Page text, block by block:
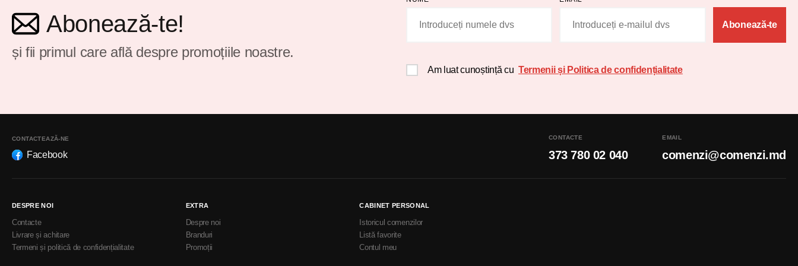
Abonează-te!
și fii primul care află despre promoțiile noastre.
Abonează-te
Am luat cunoștință cu Termenii și Politica de confidențialitate
CONTACTEAZĂ-NE
Facebook
CONTACTE
373 780 02 040
EMAIL
comenzi@comenzi.md
DESPRE NOI
Contacte
Livrare și achitare
Termeni și politică de confidențialitate
EXTRA
Despre noi
Branduri
Promoții
CABINET PERSONAL
Istoricul comenzilor
Listă favorite
Contul meu